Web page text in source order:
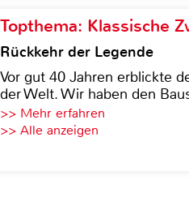
Topthema: Klassische
Rückkehr der Legende
Vor gut 40 Jahren erblickte
der Welt. Wir haben den
>> Mehr erfahren
>> Alle anzeigen